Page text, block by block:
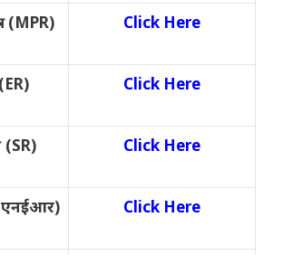
(MPR) Click Here
(ER) Click Here
(SR) Click Here
(एनईआर) Click Here